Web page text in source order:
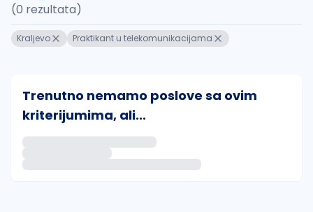
(0 rezultata)
Kraljevo Praktikant u telekomunikacijama
Trenutno nemamo poslove sa ovim
kriterijumima, ali...